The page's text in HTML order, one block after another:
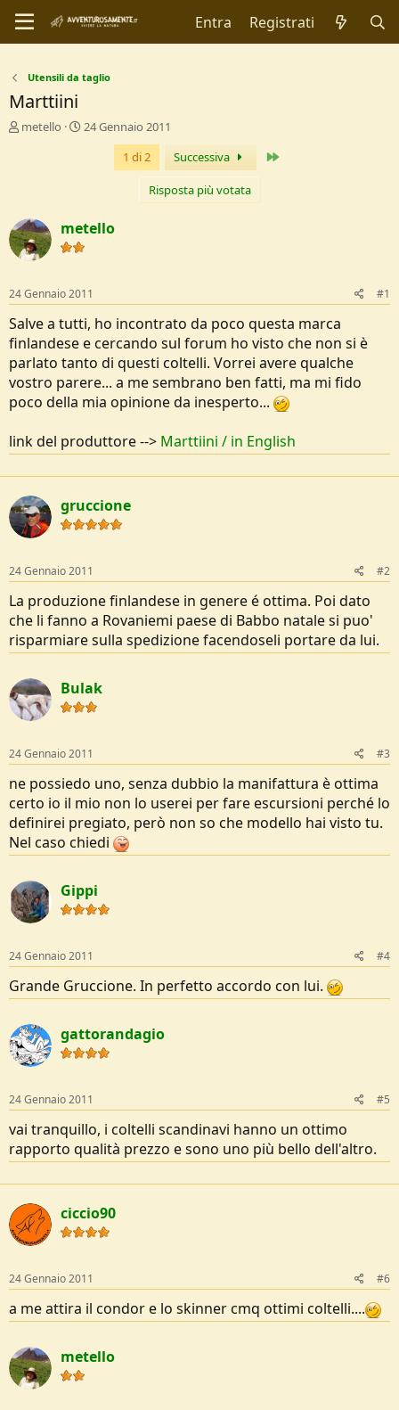
Entra Registrati
Utensili da taglio
Marttiini
C
r
e
D
c
u
s
s
i
o
n
metello
D
I
n
i
i
o
24 Gennaio 2011
1 di 2
Successiva
Risposta più votata
metello
24 Gennaio 2011 #1
Salve a tutti, ho incontrato da poco questa marca
finlandese e cercando sul forum ho visto che non si è
parlato tanto di questi coltelli. Vorrei avere qualche
vostro parere... a me sembrano ben fatti, ma mi fido
poco della mia opinione da inesperto...
link del produttore --> Marttiini / in English
gruccione
24 Gennaio 2011 #2
La produzione finlandese in genere é ottima. Poi dato
che li fanno a Rovaniemi paese di Babbo natale si puo'
risparmiare sulla spedizione facendoseli portare da lui.
Bulak
24 Gennaio 2011 #3
ne possiedo uno, senza dubbio la manifattura è ottima
certo io il mio non lo userei per fare escursioni perché lo
definirei pregiato, però non so che modello hai visto tu.
Nel caso chiedi
Gippi
24 Gennaio 2011 #4
Grande Gruccione. In perfetto accordo con lui.
gattorandagio
24 Gennaio 2011 #5
vai tranquillo, i coltelli scandinavi hanno un ottimo
rapporto qualità prezzo e sono uno più bello dell'altro.
ciccio90
24 Gennaio 2011 #6
a me attira il condor e lo skinner cmq ottimi coltelli....
metello